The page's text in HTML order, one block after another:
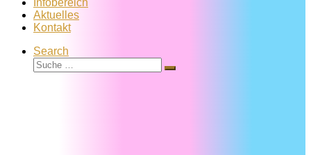
Infobereich
Aktuelles
Kontakt
Search
Suche
Suche